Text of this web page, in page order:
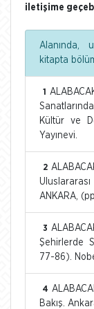
iletişime
Alanında,
kitapta
1
Kültür ve
Yayınevi.
2
ANKARA,
3
Şehirlerde
77-86).
4
Bakış.